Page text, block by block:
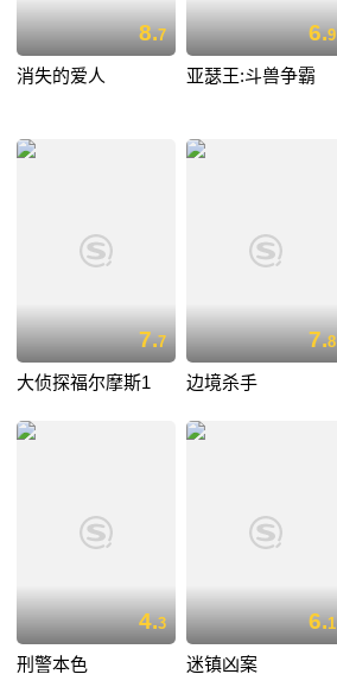
8.7
消失的爱人
6.9
亚瑟王:斗兽争霸
7.7
大侦探福尔摩斯1
7.8
边境杀手
4.3
刑警本色
6.1
迷镇凶案